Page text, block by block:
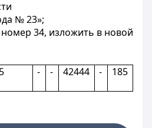
№ 23»;
34, изложить в новой
- - 42444 - 185